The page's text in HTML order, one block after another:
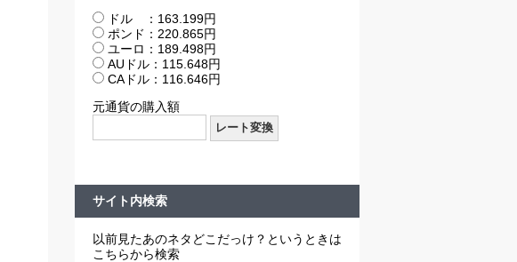
ドル ：163.199円
ポンド：220.865円
ユーロ：189.498円
AUドル：115.648円
CAドル：116.646円
元通貨の購入額
サイト内検索
以前見たあのネタどこだっけ？というときは
こちらから検索